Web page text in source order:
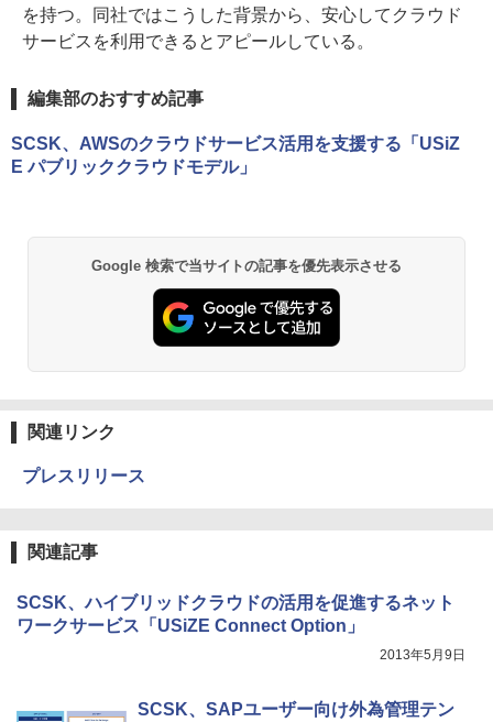
を持つ。同社ではこうした背景から、安心してクラウド
サービスを利用できるとアピールしている。
編集部のおすすめ記事
SCSK、AWSのクラウドサービス活用を支援する「USiZ
E パブリッククラウドモデル」
Google 検索で当サイトの記事を優先表示させる
関連リンク
プレスリリース
関連記事
SCSK、ハイブリッドクラウドの活用を促進するネット
ワークサービス「USiZE Connect Option」
2013年5月9日
SCSK、SAPユーザー向け外為管理テン